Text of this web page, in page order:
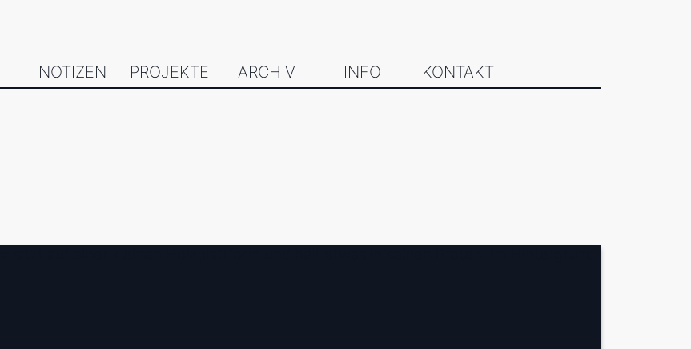
NOTIZEN PROJEKTE ARCHIV INFO KONTAKT